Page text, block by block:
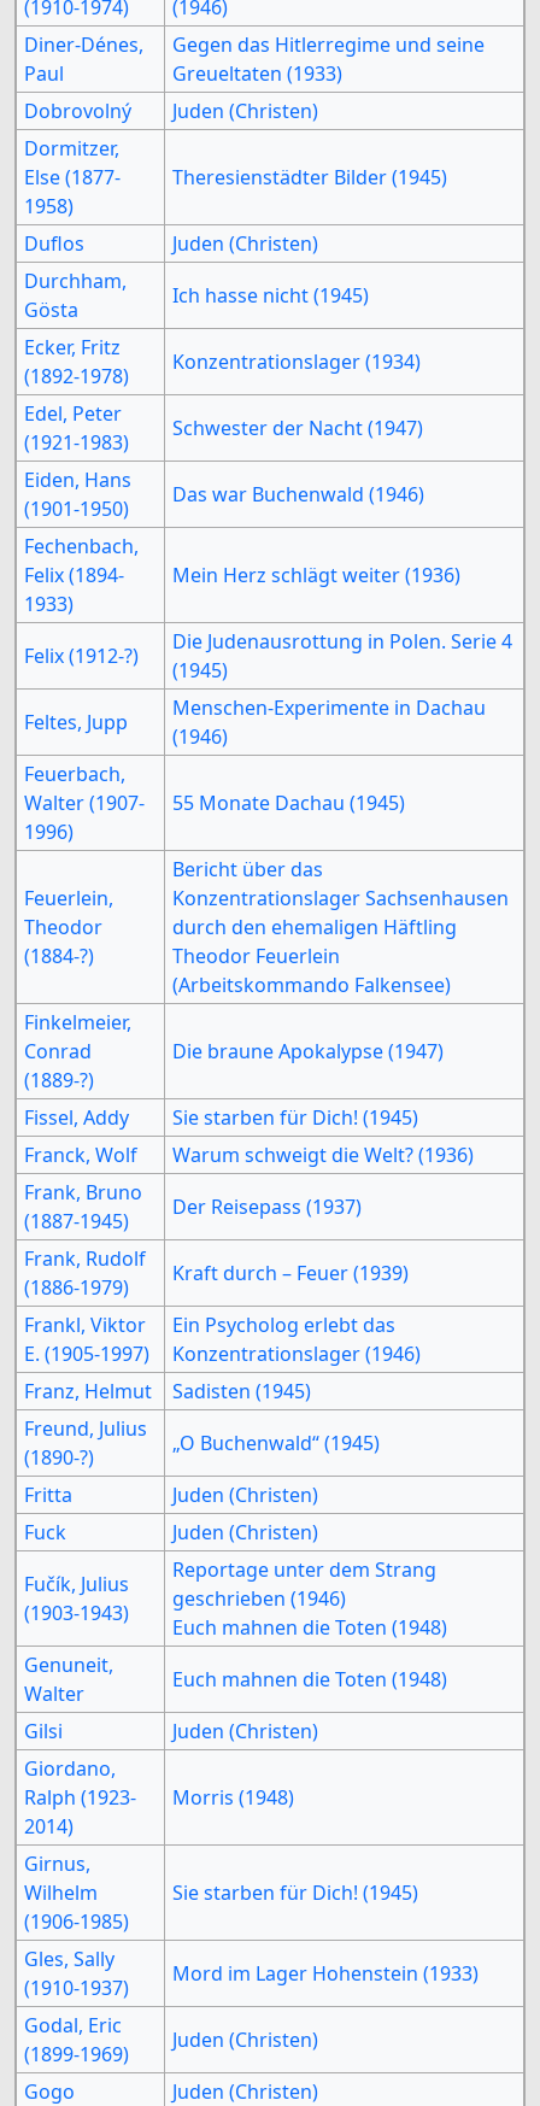
(1910-1974)
(1946)
Diner-Dénes,
Paul
Gegen das Hitlerregime und seine
Greueltaten (1933)
Dobrovolný
Juden (Christen)
Dormitzer,
Else (1877-
1958)
Theresienstädter Bilder (1945)
Duflos
Juden (Christen)
Durchham,
Gösta
Ich hasse nicht (1945)
Ecker, Fritz
(1892-1978)
Konzentrationslager (1934)
Edel, Peter
(1921-1983)
Schwester der Nacht (1947)
Eiden, Hans
(1901-1950)
Das war Buchenwald (1946)
Fechenbach,
Felix (1894-
1933)
Mein Herz schlägt weiter (1936)
Felix (1912-?)
Die Judenausrottung in Polen. Serie 4
(1945)
Feltes, Jupp
Menschen-Experimente in Dachau
(1946)
Feuerbach,
Walter (1907-
1996)
55 Monate Dachau (1945)
Feuerlein,
Theodor
(1884-?)
Bericht über das
Konzentrationslager Sachsenhausen
durch den ehemaligen Häftling
Theodor Feuerlein
(Arbeitskommando Falkensee)
Finkelmeier,
Conrad
(1889-?)
Die braune Apokalypse (1947)
Fissel, Addy
Sie starben für Dich! (1945)
Franck, Wolf
Warum schweigt die Welt? (1936)
Frank, Bruno
(1887-1945)
Der Reisepass (1937)
Frank, Rudolf
(1886-1979)
Kraft durch – Feuer (1939)
Frankl, Viktor
E. (1905-1997)
Ein Psycholog erlebt das
Konzentrationslager (1946)
Franz, Helmut
Sadisten (1945)
Freund, Julius
(1890-?)
„O Buchenwald“ (1945)
Fritta
Juden (Christen)
Fuck
Juden (Christen)
Fučík, Julius
(1903-1943)
Reportage unter dem Strang
geschrieben (1946)
Euch mahnen die Toten (1948)
Genuneit,
Walter
Euch mahnen die Toten (1948)
Gilsi
Juden (Christen)
Giordano,
Ralph (1923-
2014)
Morris (1948)
Girnus,
Wilhelm
(1906-1985)
Sie starben für Dich! (1945)
Gles, Sally
(1910-1937)
Mord im Lager Hohenstein (1933)
Godal, Eric
(1899-1969)
Juden (Christen)
Gogo
Juden (Christen)